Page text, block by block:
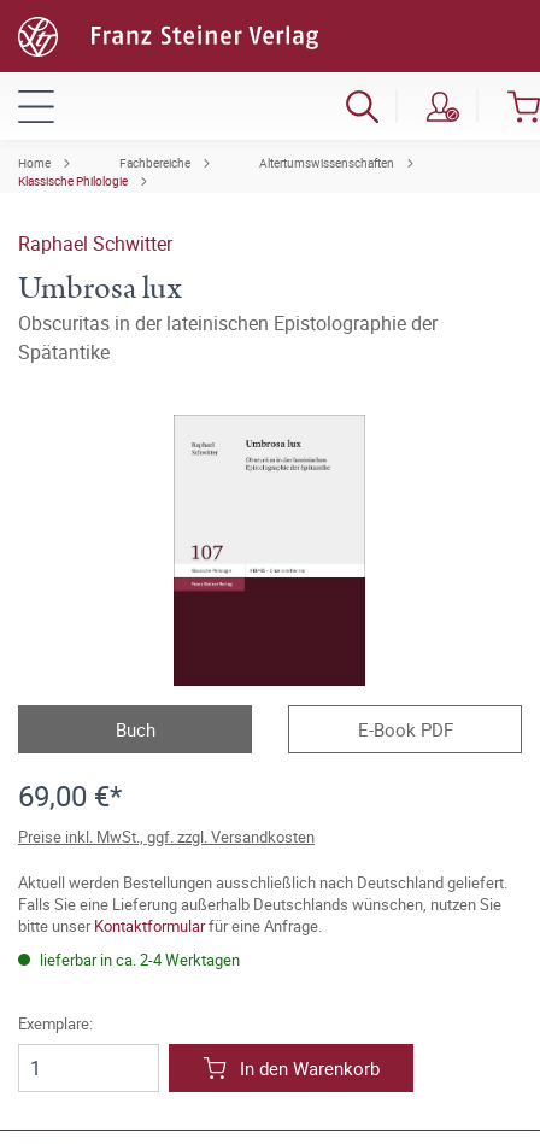
Home Fachbereiche
Altertumswissenschaften
Klassische Philologie
Raphael Schwitter
Umbrosa lux
Obscuritas in der lateinischen Epistolographie der
Spätantike
Buch E-Book PDF
69,00 €*
Preise inkl. MwSt., ggf. zzgl. Versandkosten
Aktuell werden Bestellungen ausschließlich nach Deutschland geliefert.
Falls Sie eine Lieferung außerhalb Deutschlands wünschen, nutzen Sie
bitte unserKontaktformularfür eine Anfrage.
lieferbar in ca. 2-4 Werktagen
Exemplare:
In den Warenkorb